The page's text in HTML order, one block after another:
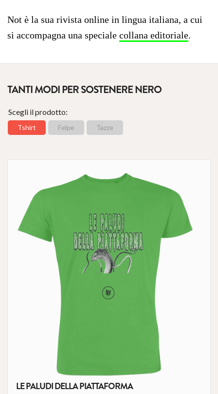
Not è la sua rivista online in lingua italiana, a cui
si accompagna una speciale collana editoriale.
TANTI MODI PER SOSTENERE NERO
Scegli il prodotto:
Tshirt Felpe Tazze
LE PALUDI DELLA PIATTAFORMA